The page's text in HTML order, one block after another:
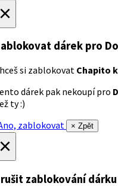
dárek pro
si zablokovat Chapito
dárek pak nekoupí pro
ty :)
zablokovat
× Zpět
zablokování dárku